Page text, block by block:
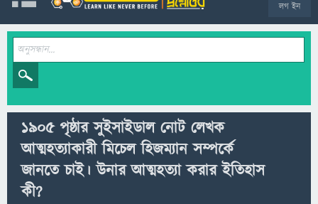
লগ ইন
১৯০৫ পৃষ্ঠার সুইসাইডাল নোট লেখক
আত্মহত্যাকারী মিচেল হিজম্যান সম্পর্কে
জানতে চাই। উনার আত্মহত্যা করার ইতিহাস
কী?